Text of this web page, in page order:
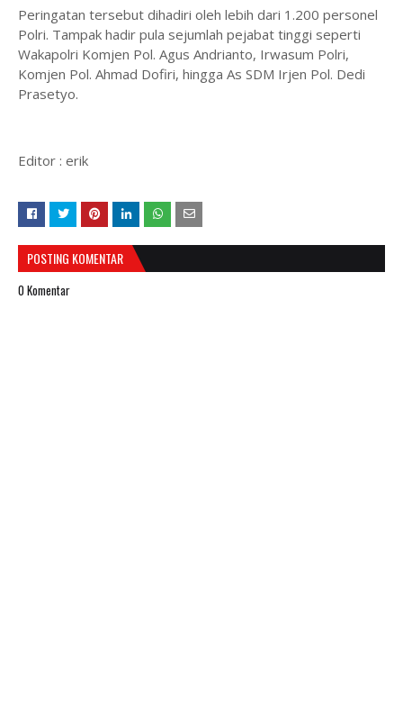
Peringatan tersebut dihadiri oleh lebih dari 1.200 personel
Polri. Tampak hadir pula sejumlah pejabat tinggi seperti
Wakapolri Komjen Pol. Agus Andrianto, Irwasum Polri,
Komjen Pol. Ahmad Dofiri, hingga As SDM Irjen Pol. Dedi
Prasetyo.
Editor : erik
POSTING KOMENTAR
0 Komentar